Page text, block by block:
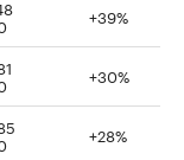
+39%
+30%
+28%